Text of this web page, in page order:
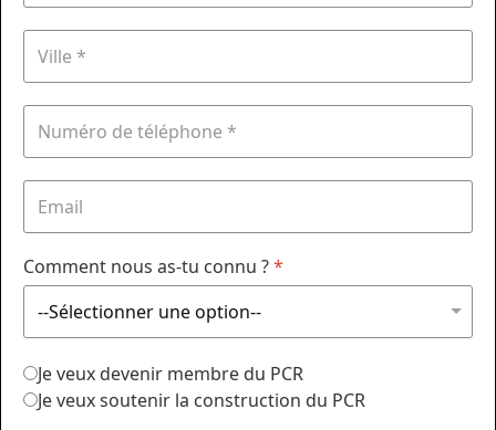
Comment nous as-tu connu ?*
Je veux devenir membre du PCR
Je veux soutenir la construction du PCR